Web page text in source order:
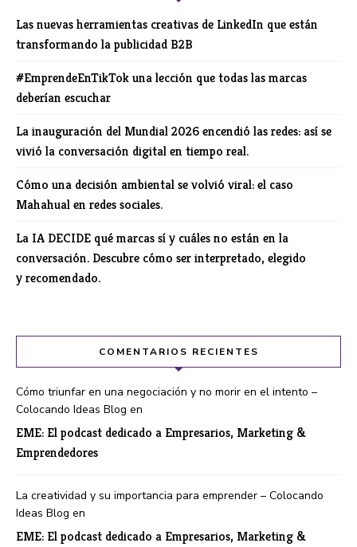
Las nuevas herramientas creativas de LinkedIn que están
transformando la publicidad B2B
#EmprendeEnTikTok una lección que todas las marcas
deberían escuchar
La inauguración del Mundial 2026 encendió las redes: así se
vivió la conversación digital en tiempo real.
Cómo una decisión ambiental se volvió viral: el caso
Mahahual en redes sociales.
La IA DECIDE qué marcas sí y cuáles no están en la
conversación. Descubre cómo ser interpretado, elegido
y recomendado.
COMENTARIOS RECIENTES
Cómo triunfar en una negociación y no morir en el intento –
Colocando Ideas Blog en
EME: El podcast dedicado a Empresarios, Marketing &
Emprendedores
La creatividad y su importancia para emprender – Colocando
Ideas Blog en
EME: El podcast dedicado a Empresarios, Marketing &